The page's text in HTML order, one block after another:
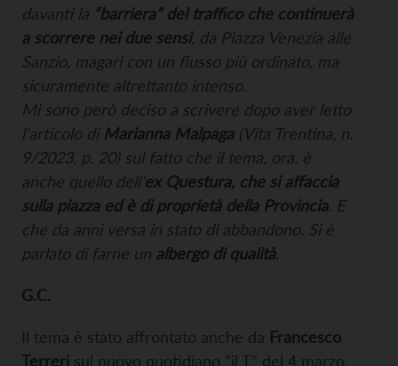
davanti la “barriera” del traffico che continuerà
a scorrere nei due sensi, da Piazza Venezia alle
Sanzio, magari con un flusso più ordinato, ma
sicuramente altrettanto intenso.
Mi sono però deciso a scrivere dopo aver letto
l’articolo di Marianna Malpaga(Vita Trentina, n.
9/2023, p. 20) sul fatto che il tema, ora, è
anche quello dell’ex Questura, che si affaccia
sulla piazza ed è di proprietà della Provincia. E
che da anni versa in stato di abbandono. Si è
parlato di farne un albergo di qualità.
G.C.
Il tema è stato affrontato anche da Francesco
Terreri sul nuovo quotidiano “il T” del 4 marzo,